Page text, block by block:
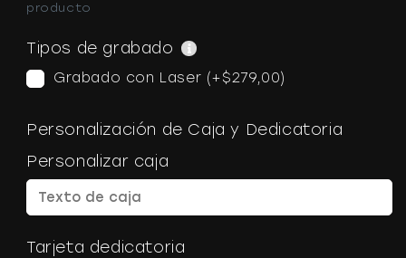
producto
Tipos de grabado
Grabado con Laser (+$279,00)
Personalización de Caja y Dedicatoria
Personalizar caja
Tarjeta dedicatoria